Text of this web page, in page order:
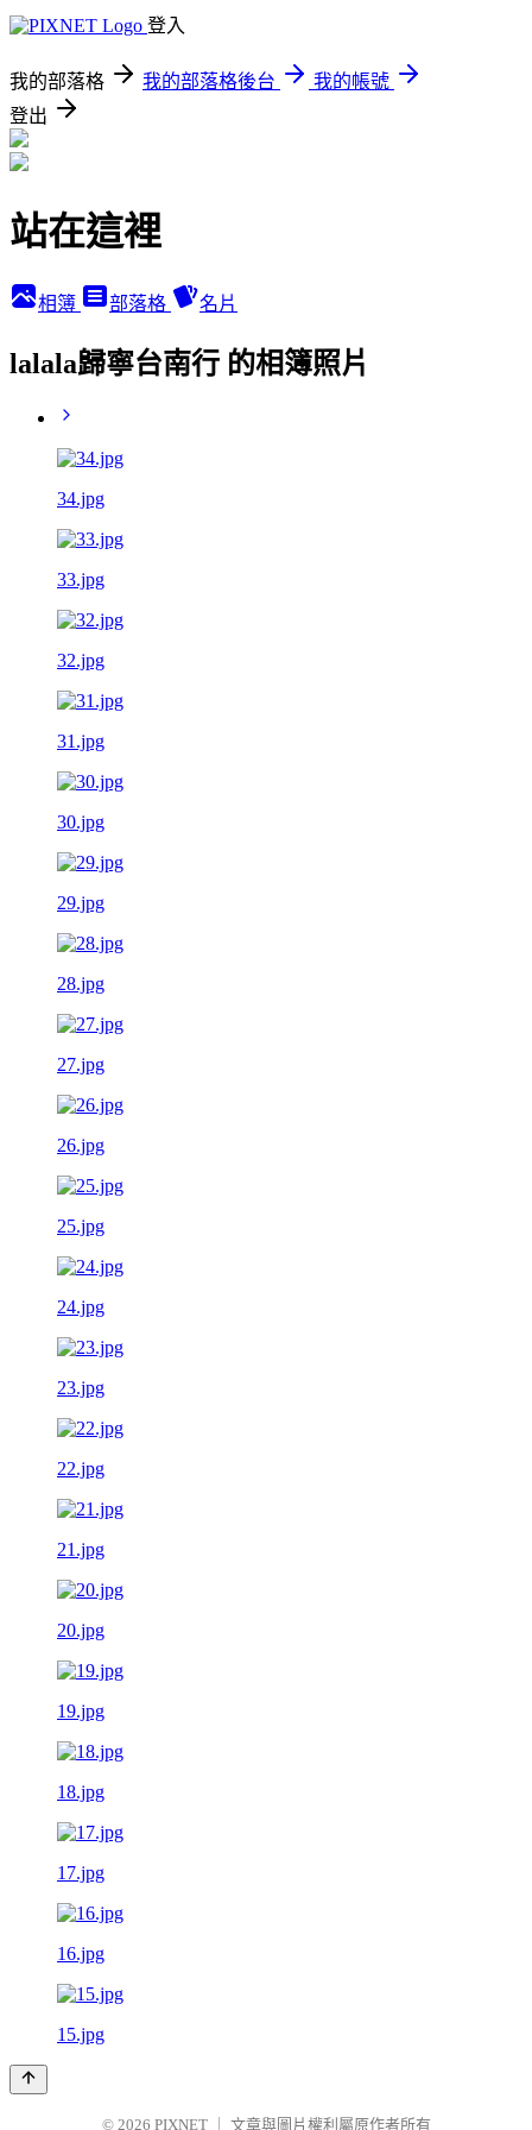
登入
我的部落格 我的部落格後台
我的帳號
登出
站在這裡
相簿 部落格 名片
lalala歸寧台南行 的相簿照片
34.jpg
33.jpg
32.jpg
31.jpg
30.jpg
29.jpg
28.jpg
27.jpg
26.jpg
25.jpg
24.jpg
23.jpg
22.jpg
21.jpg
20.jpg
19.jpg
18.jpg
17.jpg
16.jpg
15.jpg
© 2026 PIXNET 文章與圖片權利屬原作者所有